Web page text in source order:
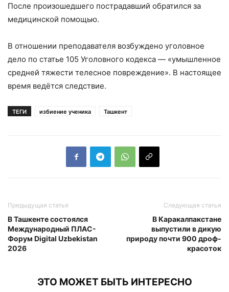
После произошедшего пострадавший обратился за
медицинской помощью.
В отношении преподавателя возбуждено уголовное
дело по статье 105 Уголовного кодекса — «умышленное
средней тяжести телесное повреждение». В настоящее
время ведётся следствие.
ТЕГИ избиение ученика Ташкент
Предыдущая статья
В Ташкенте состоялся
Международный ПЛАС-
Форум Digital Uzbekistan
2026
Следующая статья
В Каракалпакстане
выпустили в дикую
природу почти 900 дроф-
красоток
ЭТО МОЖЕТ БЫТЬ ИНТЕРЕСНО